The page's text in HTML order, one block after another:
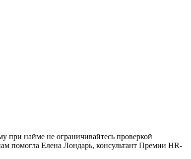
при найме не ограничивайтесь проверкой
помогла Елена Лондарь, консультант Премии HR-